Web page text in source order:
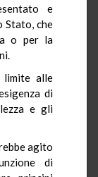
e
Stato, che
o per la
limite alle
di
e gli
agito
di